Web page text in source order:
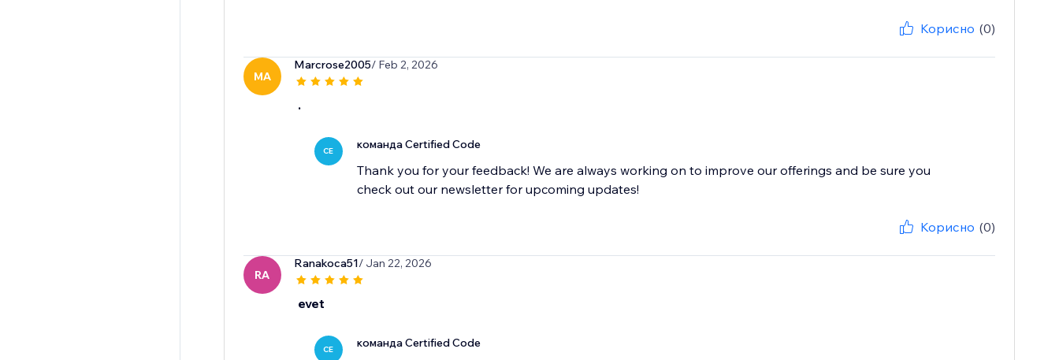
Корисно (0)
MA
Marcrose2005/ Feb 2, 2026
.
CE команда Certified Code
Thank you for your feedback! We are always working on to improve our offerings and be sure you
check out our newsletter for upcoming updates!
Корисно (0)
RA
Ranakoca51/ Jan 22, 2026
evet
CE команда Certified Code